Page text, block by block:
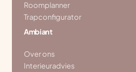
Roomplanner
Trapconfigurator
Ambiant
Over ons
Interieuradvies